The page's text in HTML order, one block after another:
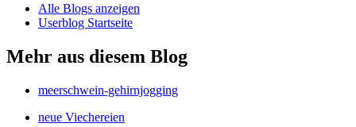
Alle Blogs anzeigen
Userblog Startseite
Mehr aus diesem Blog
meerschwein-gehirnjogging
neue Viechereien